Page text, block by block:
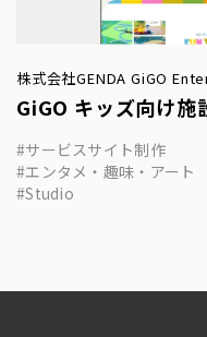
株式会社GENDA GiGO
GiGO キッズ向け施
サービスサイト制作
エンタメ・趣味・アート
Studio